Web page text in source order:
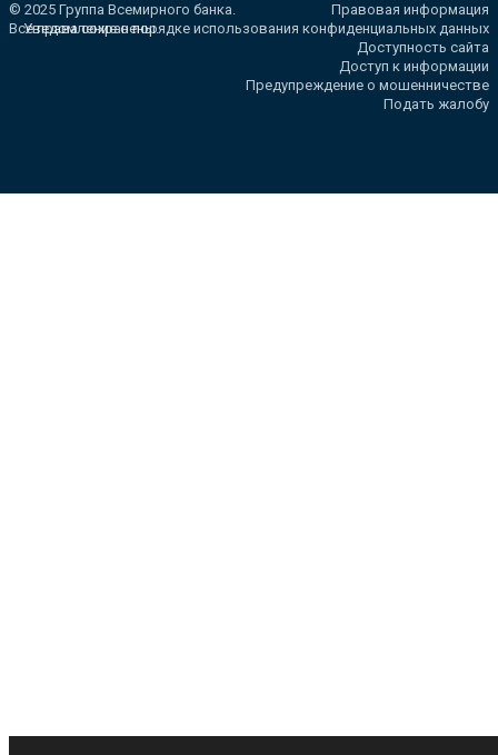
© 2025 Группа Всемирного банка.
Все права сохранены.
Правовая информация
Уведомление о порядке использования конфиденциальных данных
Доступность сайта
Доступ к информации
Предупреждение о мошенничестве
Подать жалобу